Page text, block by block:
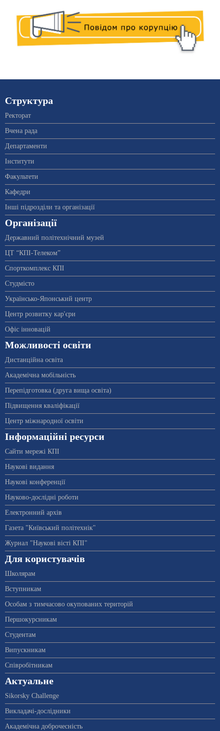
Структура
Ректорат
Вчена рада
Департаменти
Інститути
Факультети
Кафедри
Інші підрозділи та організації
Організації
Державний політехнічний музей
ЦТ “КПІ-Телеком”
Спорткомплекс КПІ
Студмісто
Українсько-Японський центр
Центр розвитку кар'єри
Офіс інновацій
Можливості освіти
Дистанційна освіта
Академічна мобільність
Перепідготовка (друга вища освіта)
Підвищення кваліфікації
Центр міжнародної освіти
Інформаційні ресурси
Сайти мережі КПІ
Наукові видання
Наукові конференції
Науково-дослідні роботи
Електронний архів
Газета "Київський політехнік"
Журнал "Наукові вісті КПІ"
Для користувачів
Школярам
Вступникам
Особам з тимчасово окупованих територій
Першокурсникам
Студентам
Випускникам
Співробітникам
Актуальне
Sikorsky Challenge
Викладачі-дослідники
Академічна доброчесність